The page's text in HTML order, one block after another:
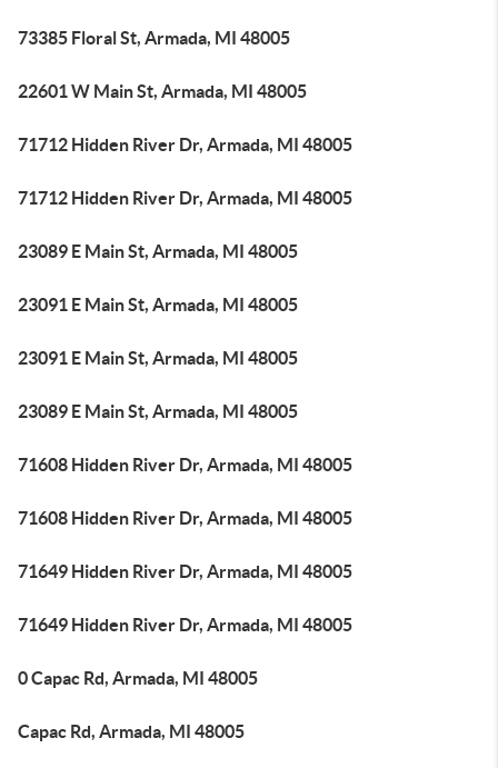
73385 Floral St, Armada, MI 48005
22601 W Main St, Armada, MI 48005
71712 Hidden River Dr, Armada, MI 48005
71712 Hidden River Dr, Armada, MI 48005
23089 E Main St, Armada, MI 48005
23091 E Main St, Armada, MI 48005
23091 E Main St, Armada, MI 48005
23089 E Main St, Armada, MI 48005
71608 Hidden River Dr, Armada, MI 48005
71608 Hidden River Dr, Armada, MI 48005
71649 Hidden River Dr, Armada, MI 48005
71649 Hidden River Dr, Armada, MI 48005
0 Capac Rd, Armada, MI 48005
Capac Rd, Armada, MI 48005